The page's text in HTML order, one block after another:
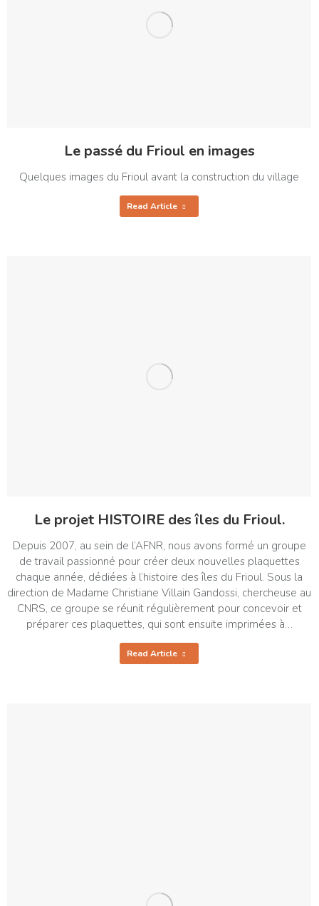
Le passé du Frioul en images
Quelques images du Frioul avant la construction du village
Read Article
Le projet HISTOIRE des îles du Frioul.
Depuis 2007, au sein de l’AFNR, nous avons formé un groupe
de travail passionné pour créer deux nouvelles plaquettes
chaque année, dédiées à l’histoire des îles du Frioul. Sous la
direction de Madame Christiane Villain Gandossi, chercheuse au
CNRS, ce groupe se réunit régulièrement pour concevoir et
préparer ces plaquettes, qui sont ensuite imprimées à…
Read Article